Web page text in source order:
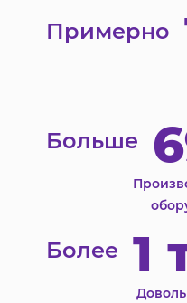
Примерно
Больше
Более 1